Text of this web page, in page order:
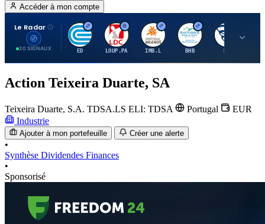
Accéder à mon compte
Le Radar
20 SIGNAUX
C
ED
L
LOUP.PA
I
IMB.L
B
BHB
B
Action Teixeira Duarte, SA
Teixeira Duarte, S.A. TDSA.LS ELI: TDSA Portugal
EUR
Industrie
Ajouter à mon portefeuille Créer une alerte
•
Synthèse Dividendes Finances
•
Sponsorisé